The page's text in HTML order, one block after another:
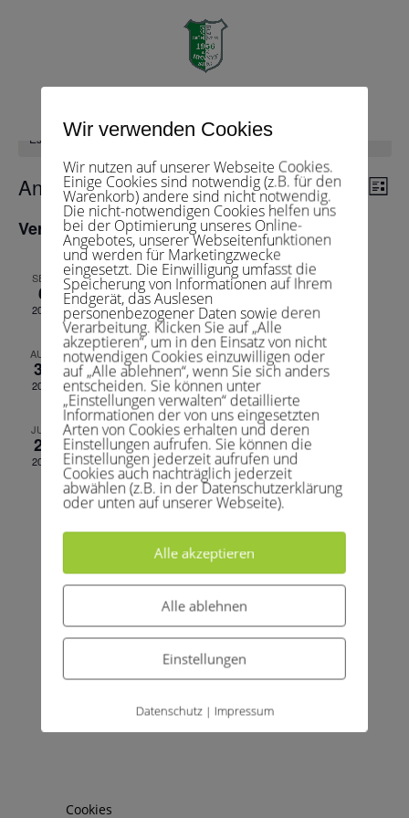
Es sind keine anstehenden Veranstaltungen vorhanden.
Suche
und
SucheListe
Anstehende
wählen.
Vergangene Veranstaltungen
SEP.
6
2025
6.September 2025 , 13:30-18:30
Herren 50 1 – TuS Moitzfeld 1
AUG.
30
2025
30.August 2025 , 14:30-19:00
Herren 50 1 – TC BW Menden 1
JUNI
21
2025
21.Juni 2025 , 14:30-19:00
Herren 50 1 – TC GW Gut Buschhof 1
Archive
Februar 2026
Kategorien
Allgemein
Kinder und Jugend
Medenspiele
Cookies
Wir verwenden Cookies
Wir nutzen auf unserer Webseite Cookies.
Einige Cookies sind notwendig (z.B. für den
Warenkorb) andere sind nicht notwendig.
Die nicht-notwendigen Cookies helfen uns
bei der Optimierung unseres Online-
Angebotes, unserer Webseitenfunktionen
und werden für Marketingzwecke
eingesetzt. Die Einwilligung umfasst die
Speicherung von Informationen auf Ihrem
Endgerät, das Auslesen
personenbezogener Daten sowie deren
Verarbeitung. Klicken Sie auf „Alle
akzeptieren“, um in den Einsatz von nicht
notwendigen Cookies einzuwilligen oder
auf „Alle ablehnen“, wenn Sie sich anders
entscheiden. Sie können unter
„Einstellungen verwalten“ detaillierte
Informationen der von uns eingesetzten
Arten von Cookies erhalten und deren
Einstellungen aufrufen. Sie können die
Einstellungen jederzeit aufrufen und
Cookies auch nachträglich jederzeit
abwählen (z.B. in der Datenschutzerklärung
oder unten auf unserer Webseite).
Alle akzeptieren
Alle ablehnen
Einstellungen
Datenschutz| Impressum